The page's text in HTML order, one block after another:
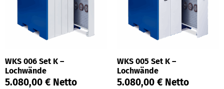
WKS 006 Set K –
Lochwände
5.080,00 € Netto
WKS 005 Set K –
Lochwände
5.080,00 € Netto